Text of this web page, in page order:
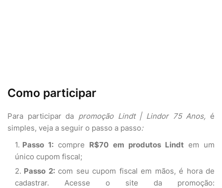
Como participar
Para participar da promoção Lindt | Lindor 75 Anos, é
simples, veja a seguir o passo a passo:
Passo 1: compre R$70 em produtos Lindtem um
único cupom fiscal;
Passo 2:com seu cupom fiscal em mãos, é hora de
cadastrar. Acesse o site da promoção: